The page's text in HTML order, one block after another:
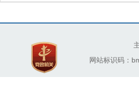
网站标识码：